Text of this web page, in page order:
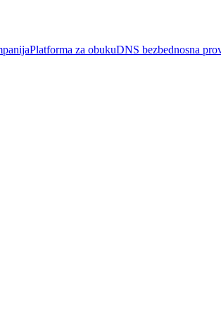
Platforma za obukuDNS bezbednosna